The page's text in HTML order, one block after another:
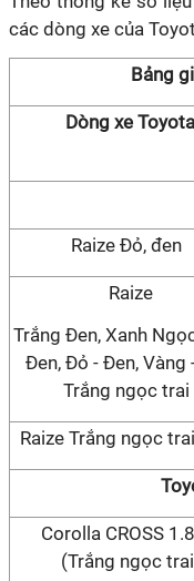
các dòng xe của
Bảng
Dòng xe Toyota
Raize Đỏ, đen
Raize
Trắng Đen, Xanh
Đen, Đỏ - Đen, Vàng
Trắng ngọc trai
Raize Trắng ngọc
Corolla CROSS
(Trắng ngọc